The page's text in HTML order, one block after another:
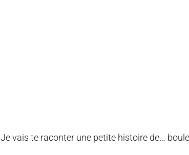
Je vais te raconter une petite histoire de…